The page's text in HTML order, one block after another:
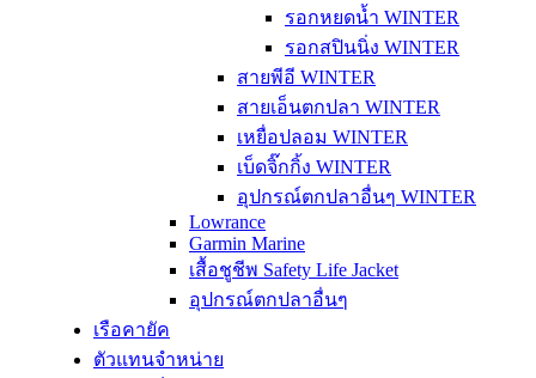
รอกหยดน้ำ WINTER
รอกสปินนิ่ง WINTER
สายพีอี WINTER
สายเอ็นตกปลา WINTER
เหยื่อปลอม WINTER
เบ็ดจิ๊กกิ้ง WINTER
อุปกรณ์ตกปลาอื่นๆ WINTER
Lowrance
Garmin Marine
เสื้อชูชีพ Safety Life Jacket
อุปกรณ์ตกปลาอื่นๆ
เรือคายัค
ตัวแทนจำหน่าย